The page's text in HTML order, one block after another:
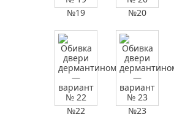
№19 №20
№22 №23